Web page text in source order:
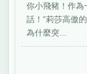
你小飛豬！作為
話！”莉莎高傲
為什麼突...